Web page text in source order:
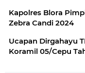
Kapolres Blora
Zebra Candi 2024
Ucapan Dirgahayu
Koramil 05/Cepu